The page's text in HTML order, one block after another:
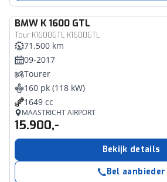
BMW K 1600 GTL
Tour K1600GTL K1600GTL
71.500 km
09-2017
Tourer
160 pk (118 kW)
1649 cc
MAASTRICHT AIRPORT
15.900,-
Bekijk details
Bel aanbieder